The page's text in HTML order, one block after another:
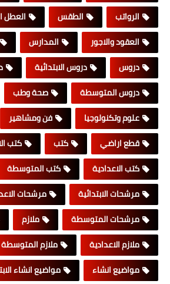
الرواتب
الطقس
العطل
العقود والاجور
المدارس
دروس
دروس الابتدائية
دروس المتوسطة
صحة وطب
علوم وتكنولوجيا
فن ومشاهير
قطع اراضي
كتب
كتب
كتب الاعدادية
كتب المتوسطة
مرشحات الابتدائية
مرشحات
مرشحات المتوسطة
ملازم
ملازم الاعدادية
ملازم المتوسطة
مواضيع انشاء
مواضيع انشاء